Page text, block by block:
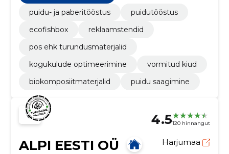
puidu- ja paberitööstus
puidutööstus
ecofishbox
reklaamstendid
pos ehk turundusmaterjalid
kogukulude optimeerimine
vormitud kiud
biokomposiitmaterjalid
puidu saagimine
4.5120 hinnangut
ALPI EESTI OÜ Harjumaa